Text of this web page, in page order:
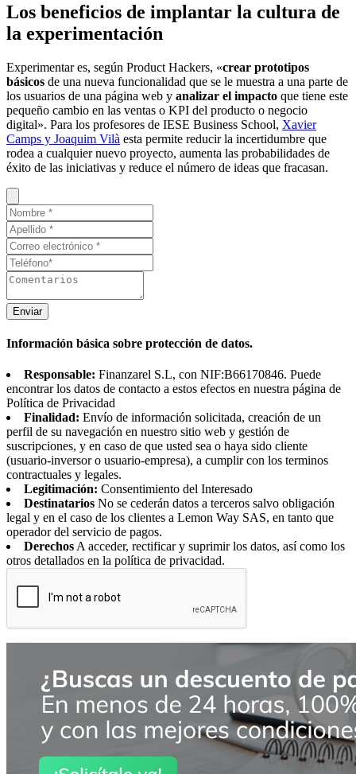
Los beneficios de implantar la cultura de
la experimentación
Experimentar es, según Product Hackers, «crear prototipos
básicos de una nueva funcionalidad que se le muestra a una parte de
los usuarios de una página web y analizar el impacto que tiene este
pequeño cambio en las ventas o KPI del producto o negocio
digital». Para los profesores de IESE Business School, Xavier
Camps y Joaquim Vilà esta permite reducir la incertidumbre que
rodea a cualquier nuevo proyecto, aumenta las probabilidades de
éxito de las iniciativas y reduce el número de ideas que fracasan.
Enviar
Información básica sobre protección de datos.
Responsable: Finanzarel S.L, con NIF:B66170846. Puede
encontrar los datos de contacto a estos efectos en nuestra página de
Política de Privacidad
Finalidad: Envío de información solicitada, creación de un
perfil de su navegación en nuestro sitio web y gestión de
suscripciones, y en caso de que usted sea o haya sido cliente
(usuario-inversor o usuario-empresa), a cumplir con los terminos
contractuales y legales.
Legitimación: Consentimiento del Interesado
Destinatarios No se cederán datos a terceros salvo obligación
legal y en el caso de los clientes a Lemon Way SAS, en tanto que
operador del servicio de pagos.
Derechos A acceder, rectificar y suprimir los datos, así como los
otros detallados en la política de privacidad.